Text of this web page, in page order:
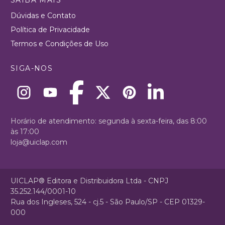
Dúvidas e Contato
Política de Privacidade
Termos e Condições de Uso
SIGA-NOS
Horário de atendimento: segunda à sexta-feira, das 8:00
às 17:00
loja@uiclap.com
UICLAP® Editora e Distribuidora Ltda - CNPJ
35.252.144/0001-10
Rua dos Ingleses, 524 - cj.5 - São Paulo/SP - CEP 01329-
000